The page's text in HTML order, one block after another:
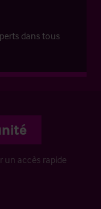
dans tous
un accès rapide